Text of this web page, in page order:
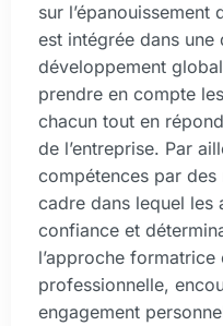
sur l’épanouissement
est intégrée dans une
développement
prendre en compte
chacun tout en
de l’entreprise. Par
compétences par
cadre dans lequel les
confiance et
l’approche formatrice
professionnelle,
engagement